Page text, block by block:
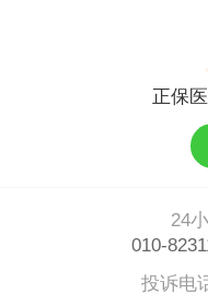
正保
24
010-
投诉电